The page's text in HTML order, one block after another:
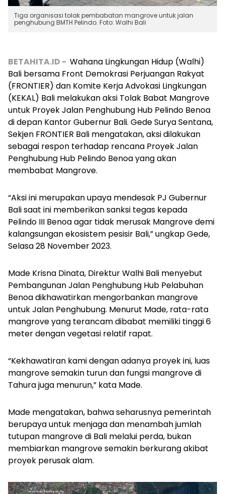
Tiga organisasi tolak pembabatan mangrove untuk jalan
penghubung BMTH Pelindo. Foto: Walhi Bali
BETAHITA.ID - Wahana Lingkungan Hidup (Walhi)
Bali bersama Front Demokrasi Perjuangan Rakyat
(FRONTIER) dan Komite Kerja Advokasi Lingkungan
(KEKAL) Bali melakukan aksi Tolak Babat Mangrove
untuk Proyek Jalan Penghubung Hub Pelindo Benoa
di depan Kantor Gubernur Bali. Gede Surya Sentana,
Sekjen FRONTIER Bali mengatakan, aksi dilakukan
sebagai respon terhadap rencana Proyek Jalan
Penghubung Hub Pelindo Benoa yang akan
membabat Mangrove.
“Aksi ini merupakan upaya mendesak PJ Gubernur
Bali saat ini memberikan sanksi tegas kepada
Pelindo III Benoa agar tidak merusak Mangrove demi
kalangsungan ekosistem pesisir Bali,” ungkap Gede,
Selasa 28 November 2023.
Made Krisna Dinata, Direktur Walhi Bali menyebut
Pembangunan Jalan Penghubung Hub Pelabuhan
Benoa dikhawatirkan mengorbankan mangrove
untuk Jalan Penghubung. Menurut Made, rata-rata
mangrove yang terancam dibabat memiliki tinggi 6
meter dengan vegetasi relatif rapat.
“Kekhawatiran kami dengan adanya proyek ini, luas
mangrove semakin turun dan fungsi mangrove di
Tahura juga menurun,” kata Made.
Made mengatakan, bahwa seharusnya pemerintah
berupaya untuk menjaga dan menambah jumlah
tutupan mangrove di Bali melalui perda, bukan
membiarkan mangrove semakin berkurang akibat
proyek perusak alam.